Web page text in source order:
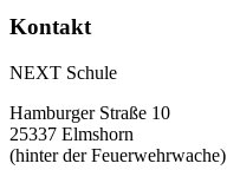
Kontakt
NEXT Schule
Hamburger Straße 10
25337 Elmshorn
(hinter der Feuerwehrwache)